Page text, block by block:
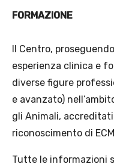
FORMAZIONE
Il Centro,
esperienza clinica e
diverse figure
e avanzato)
gli Animali,
riconoscimento di
Tutte le informazioni